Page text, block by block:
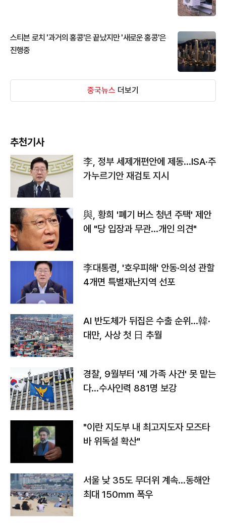
스티븐 로치 '과거의 홍콩'은 끝났지만 '새로운 홍콩'은
진행중
중국뉴스 더보기
추천기사
李, 정부 세제개편안에 제동…ISA·주
가누르기안 재검토 지시
與, 황희 '폐기 버스 청년 주택' 제안
에 "당 입장과 무관…개인 의견"
李대통령, '호우피해' 안동·의성 관할
4개면 특별재난지역 선포
AI 반도체가 뒤집은 수출 순위…韓·
대만, 사상 첫 日 추월
경찰, 9월부터 '제 가족 사건' 못 맡는
다…수사인력 881명 보강
"이란 지도부 내 최고지도자 모즈타
바 위독설 확산"
서울 낮 35도 무더위 계속…동해안
최대 150㎜ 폭우